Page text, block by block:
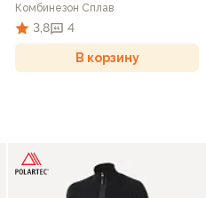
Комбинезон Сплав
3,8 4
В корзину